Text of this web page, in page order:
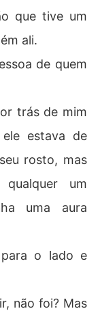
que tive um
ali.
de quem
trás de mim
estava de
rosto, mas
um
uma aura
o lado e
não foi? Mas